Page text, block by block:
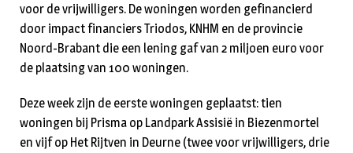
voor de vrijwilligers. De woningen worden gefinancierd
door impact financiers Triodos, KNHM en de provincie
Noord-Brabant die een lening gaf van 2 miljoen euro voor
de plaatsing van 100 woningen.
Deze week zijn de eerste woningen geplaatst: tien
woningen bij Prisma op Landpark Assisië in Biezenmortel
en vijf op Het Rijtven in Deurne (twee voor vrijwilligers, drie